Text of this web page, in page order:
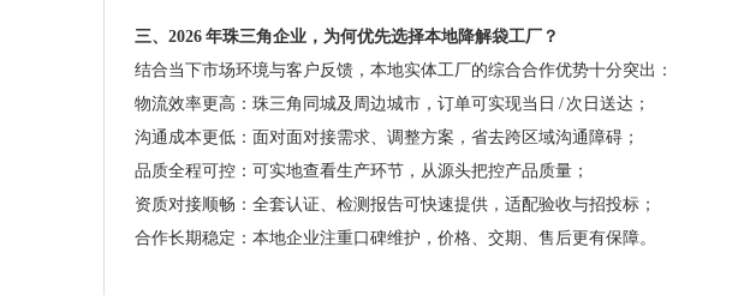
三、2026 年珠三角企业，为何优先选择本地降解袋工厂？
结合当下市场环境与客户反馈，本地实体工厂的综合合作优势十分突出：
物流效率更高：珠三角同城及周边城市，订单可实现当日 / 次日送达；
沟通成本更低：面对面对接需求、调整方案，省去跨区域沟通障碍；
品质全程可控：可实地查看生产环节，从源头把控产品质量；
资质对接顺畅：全套认证、检测报告可快速提供，适配验收与招投标；
合作长期稳定：本地企业注重口碑维护，价格、交期、售后更有保障。